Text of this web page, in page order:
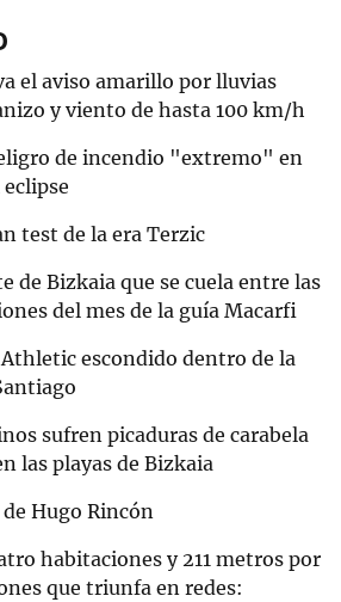
el aviso amarillo por lluvias
y viento de hasta 100 km/h
de incendio "extremo" en
test de la era Terzic
de Bizkaia que se cuela entre las
del mes de la guía Macarfi
Athletic escondido dentro de la
sufren picaduras de carabela
las playas de Bizkaia
Hugo Rincón
habitaciones y 211 metros por
que triunfa en redes: